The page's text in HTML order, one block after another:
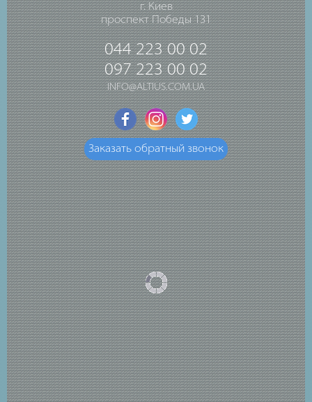
г. Киев
проспект Победы 131
044 223 00 02
097 223 00 02
INFO@ALTIUS.COM.UA
Заказать обратный звонок